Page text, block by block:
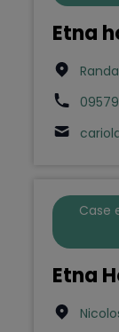
Etna
Case
Etna